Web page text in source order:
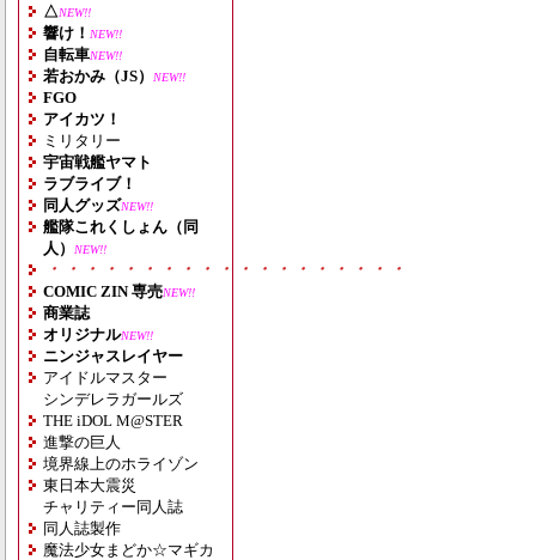
△NEW!!
響け！ NEW!!
自転車NEW!!
若おかみ（JS） NEW!!
FGO
アイカツ！
ミリタリー
宇宙戦艦ヤマト
ラブライブ！
同人グッズNEW!!
艦隊これくしょん（同
人）
NEW!!
・・・・・・・・・・・・・・・・・・・
COMIC ZIN 専売NEW!!
商業誌
オリジナルNEW!!
ニンジャスレイヤー
アイドルマスター
シンデレラガールズ
THE iDOL M@STER
進撃の巨人
境界線上のホライゾン
東日本大震災
チャリティー同人誌
同人誌製作
魔法少女まどか☆マギカ